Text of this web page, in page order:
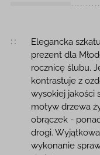
OpisElegancka
prezent dla
rocznicę ślubu.
kontrastuje z
wysokiej jakości
motyw drzewa
obrączek -
drogi.
wykonanie